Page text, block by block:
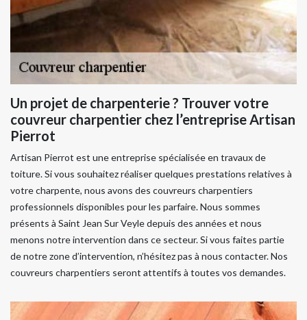
Un projet de charpenterie ? Trouver votre
couvreur charpentier chez l’entreprise Artisan
Pierrot
Artisan Pierrot est une entreprise spécialisée en travaux de
toiture. Si vous souhaitez réaliser quelques prestations relatives à
votre charpente, nous avons des couvreurs charpentiers
professionnels disponibles pour les parfaire. Nous sommes
présents à Saint Jean Sur Veyle depuis des années et nous
menons notre intervention dans ce secteur. Si vous faites partie
de notre zone d’intervention, n’hésitez pas à nous contacter. Nos
couvreurs charpentiers seront attentifs à toutes vos demandes.